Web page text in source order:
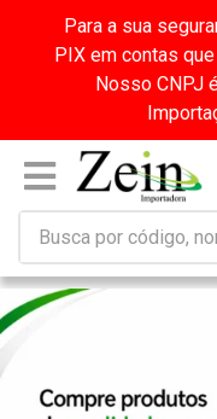
Para a sua
PIX em contas
Nosso CNPJ